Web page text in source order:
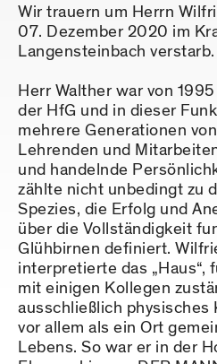
Wir trauern um Herrn
07. Dezember 2020 im
Langensteinbach verstarb.
Herr Walther war von
der HfG und in dieser
mehrere Generationen
Lehrenden und
und handelnde
zählte nicht unbedingt zu
Spezies, die Erfolg und
über die Vollständigkeit
Glühbirnen definiert.
interpretierte das „Haus“,
mit einigen Kollegen
ausschließlich
vor allem als ein Ort
Lebens. So war er in der